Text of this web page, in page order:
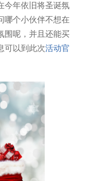
今年依旧将圣诞氛
哪个小伙伴不想在
围呢，并且还能买
可以到此次活动官